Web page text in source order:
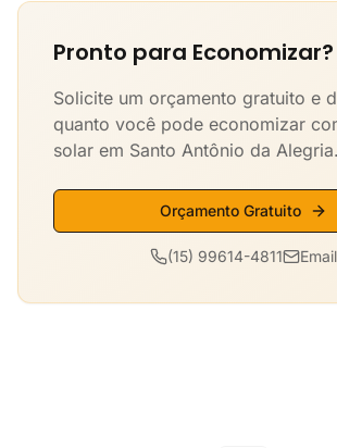
Pronto para Economizar?
Solicite um orçamento gratuito e
quanto você pode economizar
solar em Santo Antônio da Alegria.
Orçamento Gratuito
(15) 99614-4811 Email